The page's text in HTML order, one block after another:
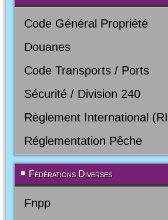
Code Général Propriété
Douanes
Code Transports / Ports
Sécurité / Division 240
Règlement International
Réglementation Pêche
Fédérations Diverses
Fnpp